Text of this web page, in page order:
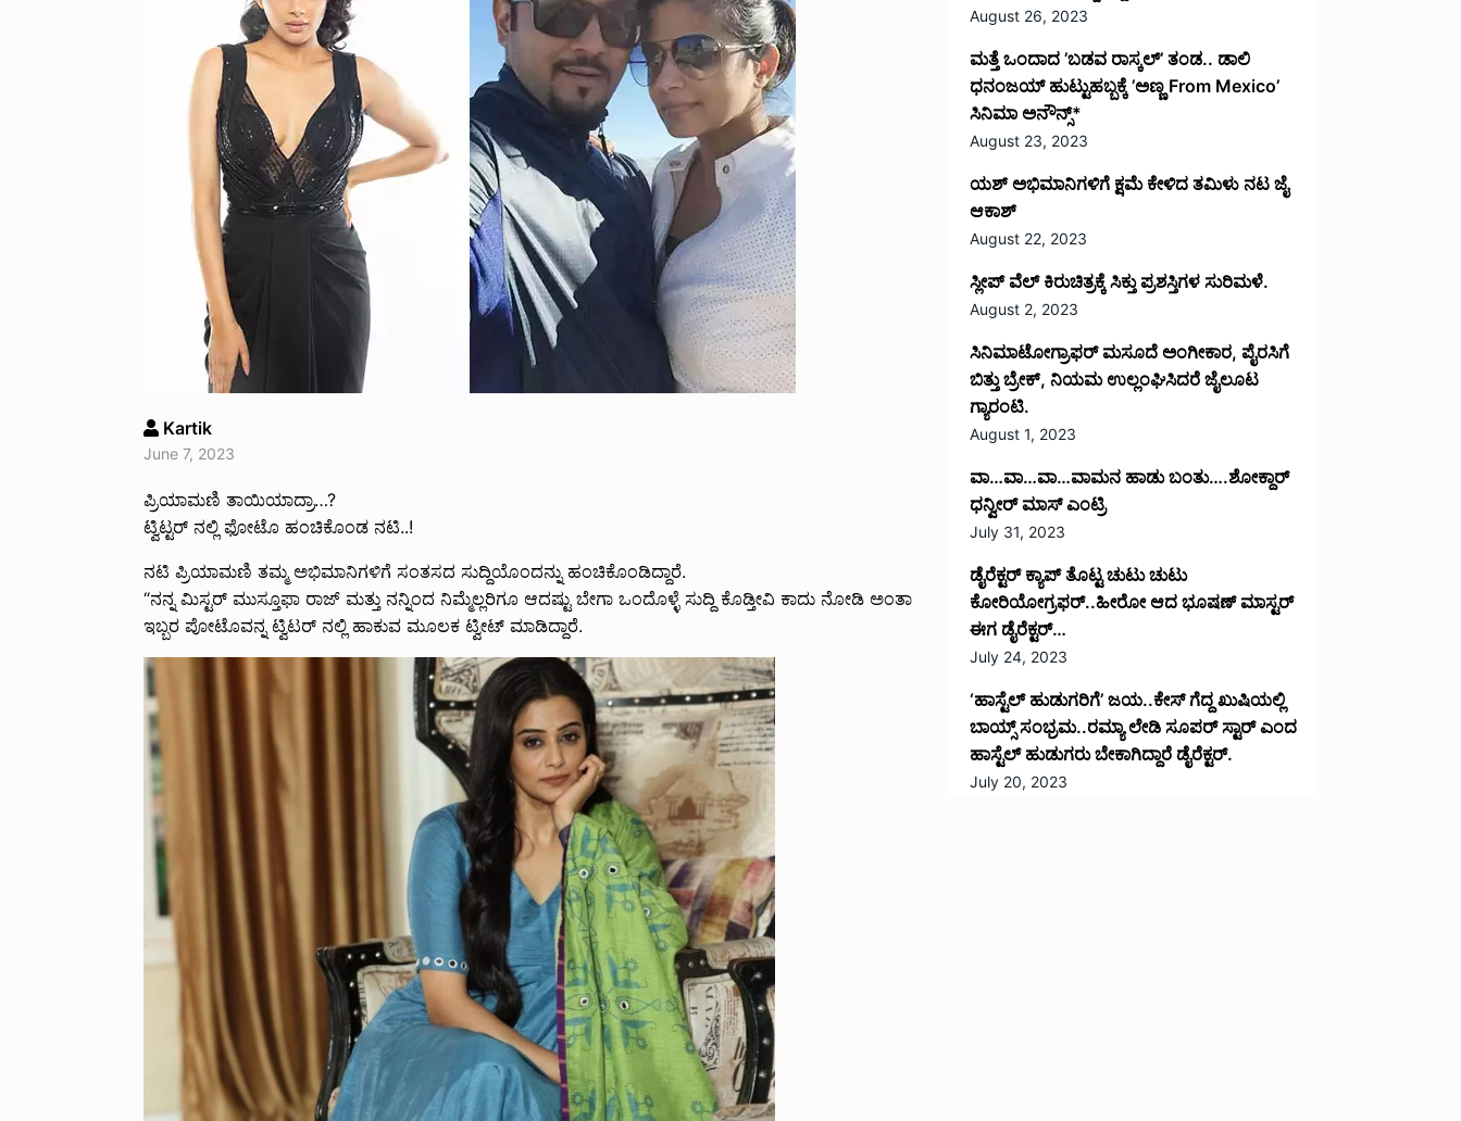
Kartik
June 7, 2023
ಪ್ರಿಯಾಮಣಿ ತಾಯಿಯಾದ್ರಾ…?
ಟ್ವಿಟ್ಟರ್ ನಲ್ಲಿ ಫೋಟೊ ಹಂಚಿಕೊಂಡ ನಟಿ..!
ನಟಿ ಪ್ರಿಯಾಮಣಿ ತಮ್ಮ ಅಭಿಮಾನಿಗಳಿಗೆ ಸಂತಸದ ಸುದ್ದಿಯೊಂದನ್ನು ಹಂಚಿಕೊಂಡಿದ್ದಾರೆ.
“ನನ್ನ ಮಿಸ್ಟರ್ ಮುಸ್ತೂಫಾ ರಾಜ್ ಮತ್ತು ನನ್ನಿಂದ ನಿಮ್ಮೆಲ್ಲರಿಗೂ ಆದಷ್ಟು ಬೇಗಾ ಒಂದೊಳ್ಳೆ ಸುದ್ದಿ ಕೊಡ್ತೀವಿ ಕಾದು ನೋಡಿ ಅಂತಾ
ಇಬ್ಬರ ಪೋಟೊವನ್ನ ಟ್ವಿಟರ್ ನಲ್ಲಿ ಹಾಕುವ ಮೂಲಕ ಟ್ವೀಟ್ ಮಾಡಿದ್ದಾರೆ.
August 26, 2023
ಮತ್ತೆ ಒಂದಾದ ’ಬಡವ ರಾಸ್ಕಲ್’ ತಂಡ.. ಡಾಲಿ
ಧನಂಜಯ್ ಹುಟ್ಟುಹಬ್ಬಕ್ಕೆ ’ಅಣ್ಣ From Mexico’
ಸಿನಿಮಾ ಅನೌನ್ಸ್*
August 23, 2023
ಯಶ್ ಅಭಿಮಾನಿಗಳಿಗೆ ಕ್ಷಮೆ ಕೇಳಿದ ತಮಿಳು ನಟ ಜೈ
ಆಕಾಶ್
August 22, 2023
ಸ್ಲೀಪ್ ವೆಲ್ ಕಿರುಚಿತ್ರಕ್ಕೆ ಸಿಕ್ತು ಪ್ರಶಸ್ತಿಗಳ ಸುರಿಮಳೆ.
August 2, 2023
ಸಿನಿಮಾಟೋಗ್ರಾಫರ್ ಮಸೂದೆ ಅಂಗೀಕಾರ, ಪೈರಸಿಗೆ
ಬಿತ್ತು ಬ್ರೇಕ್, ನಿಯಮ ಉಲ್ಲಂಘಿಸಿದರೆ ಜೈಲೂಟ
ಗ್ಯಾರಂಟಿ.
August 1, 2023
ವಾ…ವಾ…ವಾ…ವಾಮನ ಹಾಡು ಬಂತು….ಶೋಕ್ದಾರ್
ಧನ್ವೀರ್ ಮಾಸ್ ಎಂಟ್ರಿ
July 31, 2023
ಡೈರೆಕ್ಟರ್ ಕ್ಯಾಪ್ ತೊಟ್ಟ ಚುಟು ಚುಟು
ಕೋರಿಯೋಗ್ರಫರ್..ಹೀರೋ ಆದ ಭೂಷಣ್ ಮಾಸ್ಟರ್
ಈಗ ಡೈರೆಕ್ಟರ್…
July 24, 2023
‘ಹಾಸ್ಟೆಲ್ ಹುಡುಗರಿಗೆ’ ಜಯ..ಕೇಸ್ ಗೆದ್ದ ಖುಷಿಯಲ್ಲಿ
ಬಾಯ್ಸ್ ಸಂಭ್ರಮ..ರಮ್ಯಾ ಲೇಡಿ ಸೂಪರ್ ಸ್ಟಾರ್ ಎಂದ
ಹಾಸ್ಟೆಲ್ ಹುಡುಗರು ಬೇಕಾಗಿದ್ದಾರೆ ಡೈರೆಕ್ಟರ್.
July 20, 2023